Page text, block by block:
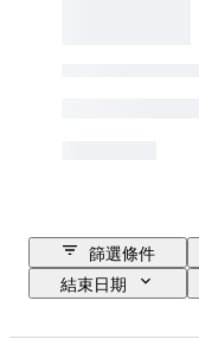
篩選條件
結束日期